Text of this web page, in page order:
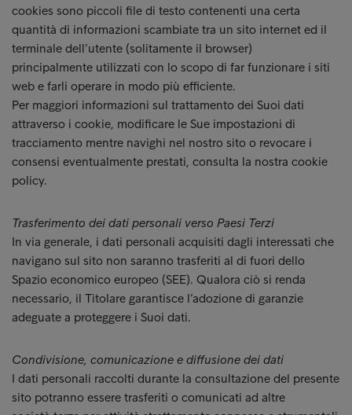
cookies sono piccoli file di testo contenenti una certa
quantità di informazioni scambiate tra un sito internet ed il
terminale dell’utente (solitamente il browser)
principalmente utilizzati con lo scopo di far funzionare i siti
web e farli operare in modo più efficiente.
Per maggiori informazioni sul trattamento dei Suoi dati
attraverso i cookie, modificare le Sue impostazioni di
tracciamento mentre navighi nel nostro sito o revocare i
consensi eventualmente prestati, consulta la nostra cookie
policy.
Trasferimento dei dati personali verso Paesi Terzi
In via generale, i dati personali acquisiti dagli interessati che
navigano sul sito non saranno trasferiti al di fuori dello
Spazio economico europeo (SEE). Qualora ciò si renda
necessario, il Titolare garantisce l’adozione di garanzie
adeguate a proteggere i Suoi dati.
Condivisione, comunicazione e diffusione dei dati
I dati personali raccolti durante la consultazione del presente
sito potranno essere trasferiti o comunicati ad altre